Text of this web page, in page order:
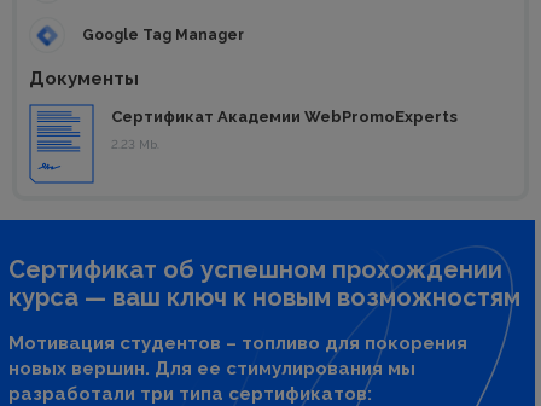
Google Tag Manager
Документы
Сертификат Академии WebPromoExperts
2.23 Mb.
Сертификат об успешном прохождении
курса — ваш ключ к новым возможностям
Мотивация студентов – топливо для покорения
новых вершин. Для ее стимулирования мы
разработали три типа сертификатов: